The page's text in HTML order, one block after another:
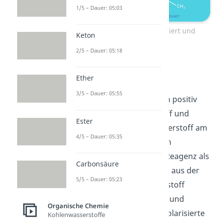
Nukleophil – Base eliminiert und
Angriffspunkte
. Bei einem positiv
polarisierten a-Kohlenstoff und
positiv polarisierten Wasserstoff am
b-Kohlenstoff. Im Falle von
Wasserstoff fungiert die Reagenz als
Base und eliminiert dieses aus der
Verbindung. Beim Kohlenstoff
fungiert es als Nukleophil und
substituiert das negativ polarisierte
1/5 – Dauer: 05:03
Keton
2/5 – Dauer: 05:18
Ether
3/5 – Dauer: 05:55
Ester
4/5 – Dauer: 05:35
Carbonsäure
5/5 – Dauer: 05:23
Organische Chemie
Kohlenwasserstoffe